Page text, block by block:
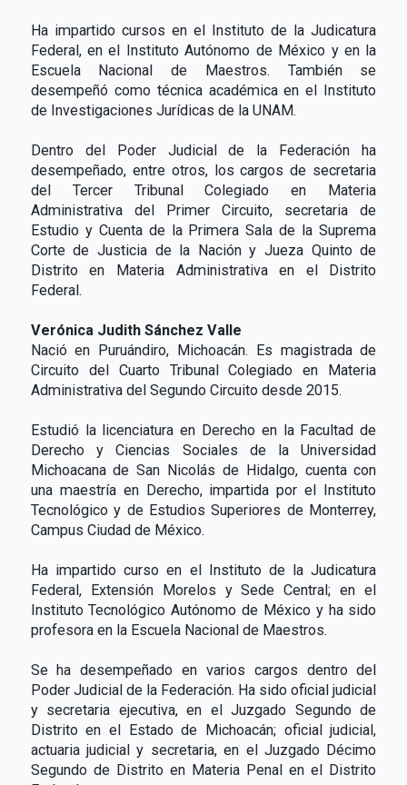
Ha impartido cursos en el Instituto de la Judicatura
Federal, en el Instituto Autónomo de México y en la
Escuela Nacional de Maestros. También se
desempeñó como técnica académica en el Instituto
de Investigaciones Jurídicas de la UNAM.
Dentro del Poder Judicial de la Federación ha
desempeñado, entre otros, los cargos de secretaria
del Tercer Tribunal Colegiado en Materia
Administrativa del Primer Circuito, secretaria de
Estudio y Cuenta de la Primera Sala de la Suprema
Corte de Justicia de la Nación y Jueza Quinto de
Distrito en Materia Administrativa en el Distrito
Federal.
Verónica Judith Sánchez Valle
Nació en Puruándiro, Michoacán. Es magistrada de
Circuito del Cuarto Tribunal Colegiado en Materia
Administrativa del Segundo Circuito desde 2015.
Estudió la licenciatura en Derecho en la Facultad de
Derecho y Ciencias Sociales de la Universidad
Michoacana de San Nicolás de Hidalgo, cuenta con
una maestría en Derecho, impartida por el Instituto
Tecnológico y de Estudios Superiores de Monterrey,
Campus Ciudad de México.
Ha impartido curso en el Instituto de la Judicatura
Federal, Extensión Morelos y Sede Central; en el
Instituto Tecnológico Autónomo de México y ha sido
profesora en la Escuela Nacional de Maestros.
Se ha desempeñado en varios cargos dentro del
Poder Judicial de la Federación. Ha sido oficial judicial
y secretaria ejecutiva, en el Juzgado Segundo de
Distrito en el Estado de Michoacán; oficial judicial,
actuaria judicial y secretaria, en el Juzgado Décimo
Segundo de Distrito en Materia Penal en el Distrito